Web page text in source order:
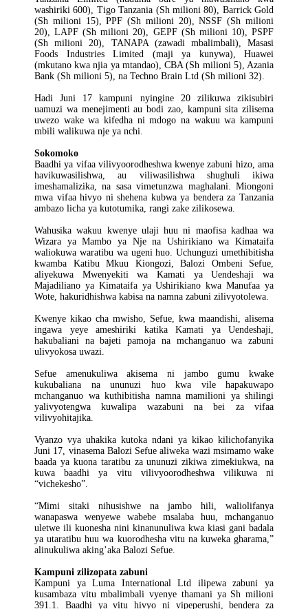
washiriki 600), Tigo Tanzania (Sh milioni 80), Barrick Gold
(Sh milioni 15), PPF (Sh milioni 20), NSSF (Sh milioni
20), LAPF (Sh milioni 20), GEPF (Sh milioni 10), PSPF
(Sh milioni 20), TANAPA (zawadi mbalimbali), Masasi
Foods Industries Limited (maji ya kunywa), Huawei
(mkutano kwa njia ya mtandao), CBA (Sh milioni 5), Azania
Bank (Sh milioni 5), na Techno Brain Ltd (Sh milioni 32).
Hadi Juni 17 kampuni nyingine 20 zilikuwa zikisubiri
uamuzi wa menejimenti au bodi zao, kampuni sita zilisema
uwezo wake wa kifedha ni mdogo na wakuu wa kampuni
mbili walikuwa nje ya nchi.
Sokomoko
Baadhi ya vifaa vilivyoorodheshwa kwenye zabuni hizo, ama
havikuwasilishwa, au viliwasilishwa shughuli ikiwa
imeshamalizika, na sasa vimetunzwa maghalani. Miongoni
mwa vifaa hivyo ni shehena kubwa ya bendera za Tanzania
ambazo licha ya kutotumika, rangi zake zilikosewa.
Wahusika wakuu kwenye ulaji huu ni maofisa kadhaa wa
Wizara ya Mambo ya Nje na Ushirikiano wa Kimataifa
waliokuwa waratibu wa ugeni huo. Uchunguzi umethibitisha
kwamba Katibu Mkuu Kiongozi, Balozi Ombeni Sefue,
aliyekuwa Mwenyekiti wa Kamati ya Uendeshaji wa
Majadiliano ya Kimataifa ya Ushirikiano kwa Manufaa ya
Wote, hakuridhishwa kabisa na namna zabuni zilivyotolewa.
Kwenye kikao cha mwisho, Sefue, kwa maandishi, alisema
ingawa yeye ameshiriki katika Kamati ya Uendeshaji,
hakubaliani na bajeti pamoja na mchanganuo wa zabuni
ulivyokosa uwazi.
Sefue amenukuliwa akisema ni jambo gumu kwake
kukubaliana na ununuzi huo kwa vile hapakuwapo
mchanganuo wa kuthibitisha namna mamilioni ya shilingi
yalivyotengwa kuwalipa wazabuni na bei za vifaa
vilivyohitajika.
Vyanzo vya uhakika kutoka ndani ya kikao kilichofanyika
Juni 17, vinasema Balozi Sefue aliweka wazi msimamo wake
baada ya kuona taratibu za ununuzi zikiwa zimekiukwa, na
kuwa baadhi ya vitu vilivyoorodheshwa vilikuwa ni
“vichekesho”.
“Mimi sitaki nihusishwe na jambo hili, waliolifanya
wanapaswa wenyewe wabebe msalaba huu, mchanganuo
uletwe ili kuonesha nini kinanunuliwa kwa kiasi gani badala
ya utaratibu huu wa kuorodhesha vitu na kuweka gharama,”
alinukuliwa aking’aka Balozi Sefue.
Kampuni zilizopata zabuni
Kampuni ya Luma International Ltd ilipewa zabuni ya
kusambaza vitu mbalimbali vyenye thamani ya Sh milioni
391.1. Baadhi ya vitu hivyo ni vipeperushi, bendera za